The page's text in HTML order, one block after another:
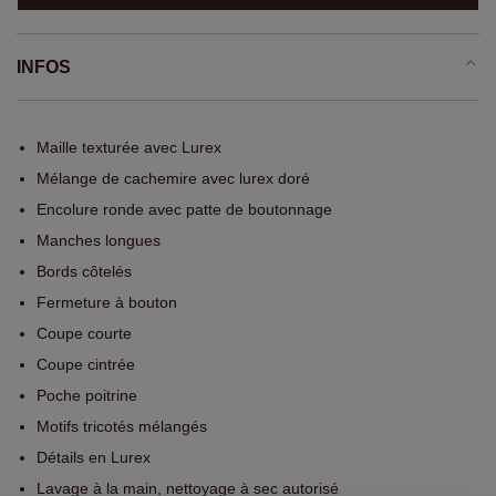
INFOS
Maille texturée avec Lurex
Mélange de cachemire avec lurex doré
Encolure ronde avec patte de boutonnage
Manches longues
Bords côtelés
Fermeture à bouton
Coupe courte
Coupe cintrée
Poche poitrine
Motifs tricotés mélangés
Détails en Lurex
Lavage à la main, nettoyage à sec autorisé